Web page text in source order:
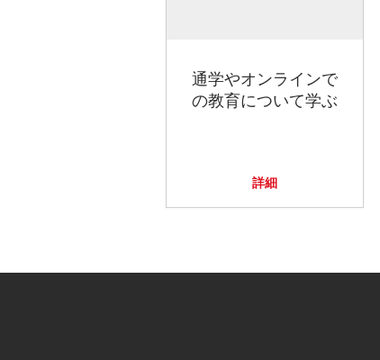
通学やオンラインで
の教育について学ぶ
詳細